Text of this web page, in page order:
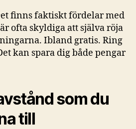
finns faktiskt fördelar med
ofta skyldiga att själva röja
Ibland gratis. Ring
kan spara dig både pengar
som du
till